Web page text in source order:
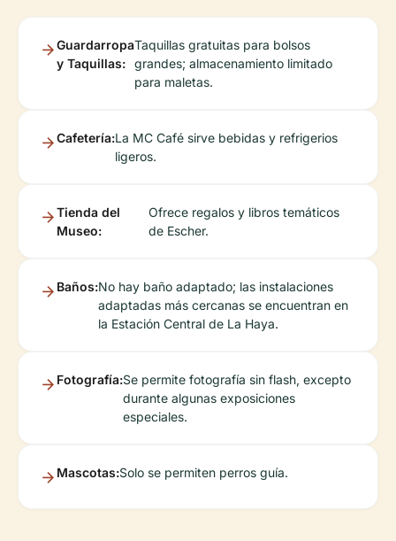
Guardarropa
y Taquillas:
Taquillas gratuitas para bolsos
grandes; almacenamiento limitado
para maletas.
Cafetería:La MC Café sirve bebidas y refrigerios
ligeros.
Tienda del
Museo:
Ofrece regalos y libros temáticos
de Escher.
Baños:No hay baño adaptado; las instalaciones
adaptadas más cercanas se encuentran en
la Estación Central de La Haya.
Fotografía:Se permite fotografía sin flash, excepto
durante algunas exposiciones
especiales.
Mascotas:Solo se permiten perros guía.